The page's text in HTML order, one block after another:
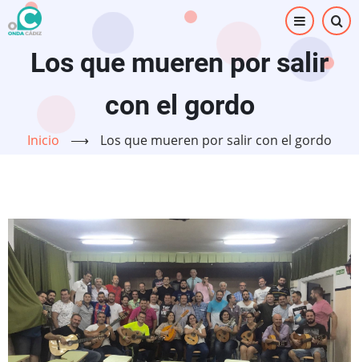
Pasar
al
contenido
principalLos que mueren por salir
con el gordo
Inicio ⟶ Los que mueren por salir con el gordo